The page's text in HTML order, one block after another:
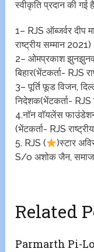
स्वीकृति प्रदान की गई
1– RJS ऑब्जर्वर दीप
राष्ट्रीय सम्मान 2021)
2– ओमप्रकाश
बिहार(भेंटकर्ता- RJS
3– पूर्ति फूड विजन,
निदेशक(भेंटकर्ता- RJS
4.नाॅन वाॅयलेंस
(भेंटकर्ता- RJS
5. RJS (
)स्टार
S/o अशोक जैन,
Related
Parmarth Pi-